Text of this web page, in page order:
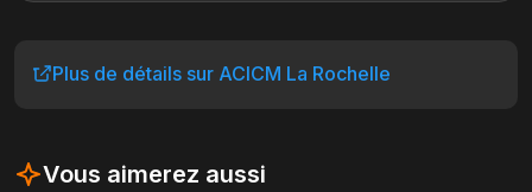
Plus de détails sur ACICM La Rochelle
Vous aimerez aussi